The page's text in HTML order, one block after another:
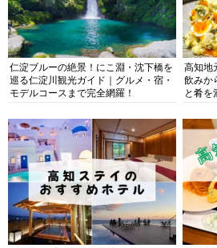
仁淀ブルーの絶景！にこ淵・沈下橋を
巡る仁淀川観光ガイド｜グルメ・宿・
モデルコースまで完全網羅！
高知地
飲みか
と肴を